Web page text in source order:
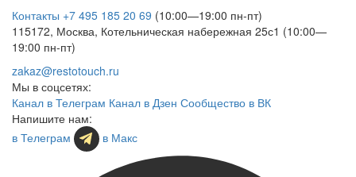
Контакты +7 495 185 20 69 (10:00—19:00 пн-пт)
115172, Москва, Котельническая набережная 25с1 (10:00—
19:00 пн-пт)
zakaz@restotouch.ru
Мы в соцсетях:
Канал в Телеграм Канал в Дзен Сообщество в ВК
Напишите нам:
в Телеграм
в Макс